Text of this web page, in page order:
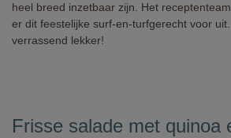
heel breed inzetbaar zijn. Het
er dit feestelijke surf-en-turfgerecht voor
verrassend lekker!
Frisse salade met quinoa